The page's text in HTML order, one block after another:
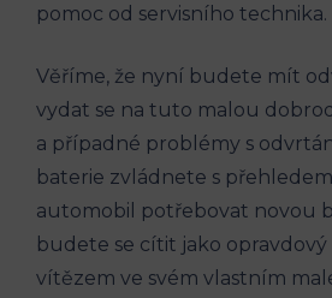
pomoc od servisního technika.
Věříme, že nyní budete mít
vydat se na tuto malou
a případné problémy s
baterie zvládnete s
automobil potřebovat novou
budete se cítit jako
vítězem ve svém vlastním